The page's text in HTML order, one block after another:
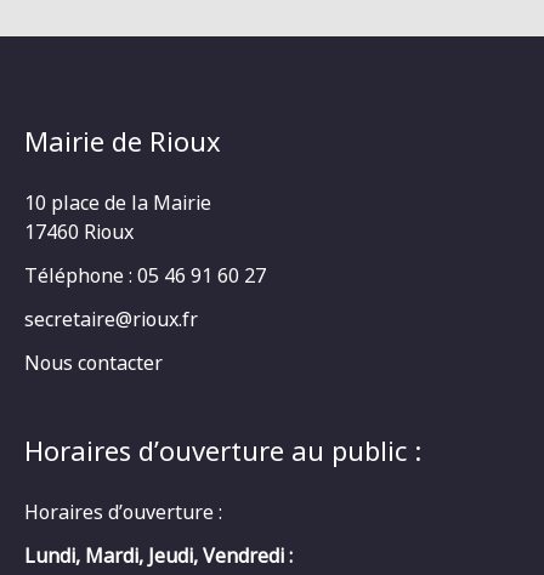
Mairie de Rioux
10 place de la Mairie
17460 Rioux
Téléphone : 05 46 91 60 27
secretaire@rioux.fr
Nous contacter
Horaires d’ouverture au public :
Horaires d’ouverture :
Lundi, Mardi, Jeudi, Vendredi :